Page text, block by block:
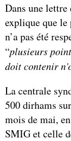
Dans une lettre
explique que
n’a pas été
“plusieurs
doit contenir
La centrale
500 dirhams
mois de mai,
SMIG et celle